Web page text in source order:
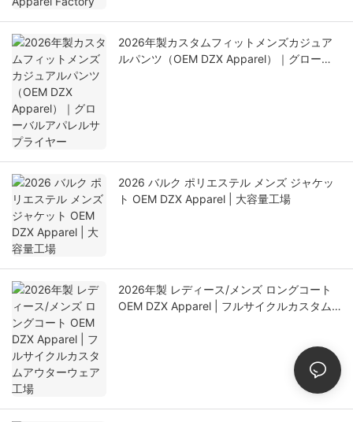
2026年製カスタムフィットメンズカジュア
ルパンツ（OEM DZX Apparel）｜グローバ
2026 バルク ポリエステル メンズ ジャケッ
ト OEM DZX Apparel | 大容量工場
2026年製 レディース/メンズ ロングコート
OEM DZX Apparel | フルサイクルカスタム